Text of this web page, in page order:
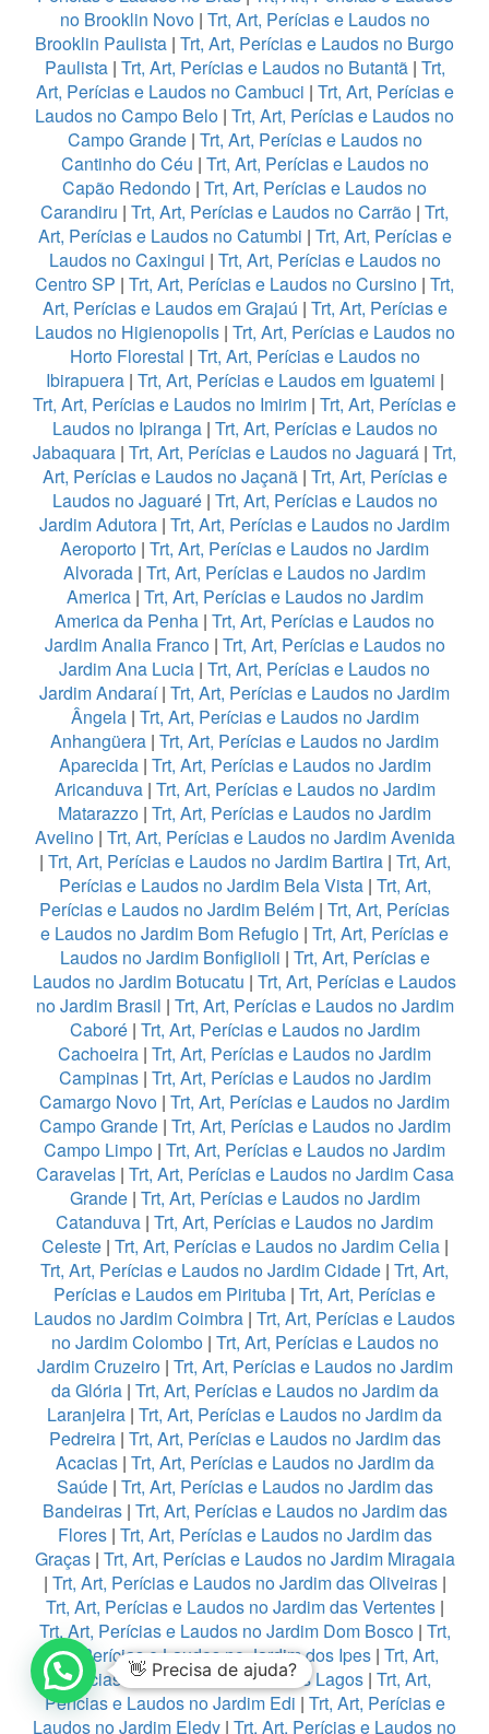
no Brooklin Novo| Trt, Art, Perícias e Laudos no
Brooklin Paulista | Trt, Art, Perícias e Laudos no Burgo
Paulista| Trt, Art, Perícias e Laudos no Butantã| Trt,
Art, Perícias e Laudos no Cambuci | Trt, Art, Perícias e
Laudos no Campo Belo | Trt, Art, Perícias e Laudos no
Campo Grande| Trt, Art, Perícias e Laudos no
Cantinho do Céu | Trt, Art, Perícias e Laudos no
Capão Redondo | Trt, Art, Perícias e Laudos no
Carandiru | Trt, Art, Perícias e Laudos no Carrão | Trt,
Art, Perícias e Laudos no Catumbi | Trt, Art, Perícias e
Laudos no Caxingui | Trt, Art, Perícias e Laudos no
Centro SP | Trt, Art, Perícias e Laudos no Cursino | Trt,
Art, Perícias e Laudos em Grajaú | Trt, Art, Perícias e
Laudos no Higienopolis| Trt, Art, Perícias e Laudos no
Horto Florestal | Trt, Art, Perícias e Laudos no
Ibirapuera| Trt, Art, Perícias e Laudos em Iguatemi |
Trt, Art, Perícias e Laudos no Imirim | Trt, Art, Perícias e
Laudos no Ipiranga| Trt, Art, Perícias e Laudos no
Jabaquara | Trt, Art, Perícias e Laudos no Jaguará | Trt,
Art, Perícias e Laudos no Jaçanã| Trt, Art, Perícias e
Laudos no Jaguaré| Trt, Art, Perícias e Laudos no
Jardim Adutora | Trt, Art, Perícias e Laudos no Jardim
Aeroporto | Trt, Art, Perícias e Laudos no Jardim
Alvorada | Trt, Art, Perícias e Laudos no Jardim
America| Trt, Art, Perícias e Laudos no Jardim
America da Penha | Trt, Art, Perícias e Laudos no
Jardim Analia Franco| Trt, Art, Perícias e Laudos no
Jardim Ana Lucia | Trt, Art, Perícias e Laudos no
Jardim Andaraí| Trt, Art, Perícias e Laudos no Jardim
Ângela| Trt, Art, Perícias e Laudos no Jardim
Anhangüera | Trt, Art, Perícias e Laudos no Jardim
Aparecida| Trt, Art, Perícias e Laudos no Jardim
Aricanduva| Trt, Art, Perícias e Laudos no Jardim
Matarazzo | Trt, Art, Perícias e Laudos no Jardim
Avelino| Trt, Art, Perícias e Laudos no Jardim Avenida
| Trt, Art, Perícias e Laudos no Jardim Bartira| Trt, Art,
Perícias e Laudos no Jardim Bela Vista| Trt, Art,
Perícias e Laudos no Jardim Belém | Trt, Art, Perícias
e Laudos no Jardim Bom Refugio | Trt, Art, Perícias e
Laudos no Jardim Bonfiglioli | Trt, Art, Perícias e
Laudos no Jardim Botucatu | Trt, Art, Perícias e Laudos
no Jardim Brasil | Trt, Art, Perícias e Laudos no Jardim
Caboré| Trt, Art, Perícias e Laudos no Jardim
Cachoeira | Trt, Art, Perícias e Laudos no Jardim
Campinas| Trt, Art, Perícias e Laudos no Jardim
Camargo Novo | Trt, Art, Perícias e Laudos no Jardim
Campo Grande| Trt, Art, Perícias e Laudos no Jardim
Campo Limpo | Trt, Art, Perícias e Laudos no Jardim
Caravelas| Trt, Art, Perícias e Laudos no Jardim Casa
Grande| Trt, Art, Perícias e Laudos no Jardim
Catanduva | Trt, Art, Perícias e Laudos no Jardim
Celeste| Trt, Art, Perícias e Laudos no Jardim Celia|
Trt, Art, Perícias e Laudos no Jardim Cidade | Trt, Art,
Perícias e Laudos em Pirituba | Trt, Art, Perícias e
Laudos no Jardim Coimbra | Trt, Art, Perícias e Laudos
no Jardim Colombo| Trt, Art, Perícias e Laudos no
Jardim Cruzeiro| Trt, Art, Perícias e Laudos no Jardim
da Glória| Trt, Art, Perícias e Laudos no Jardim da
Laranjeira | Trt, Art, Perícias e Laudos no Jardim da
Pedreira| Trt, Art, Perícias e Laudos no Jardim das
Acacias| Trt, Art, Perícias e Laudos no Jardim da
Saúde| Trt, Art, Perícias e Laudos no Jardim das
Bandeiras| Trt, Art, Perícias e Laudos no Jardim das
Flores| Trt, Art, Perícias e Laudos no Jardim das
Graças| Trt, Art, Perícias e Laudos no Jardim Miragaia
| Trt, Art, Perícias e Laudos no Jardim das Oliveiras|
Trt, Art, Perícias e Laudos no Jardim das Vertentes|
Trt, Art, Perícias e Laudos no Jardim Dom Bosco| Trt,
Art, Perícias e Laudos no Jardim dos Ipes | Trt, Art,
Perícias e Laudos no Jardim dos Lagos | Trt, Art,
Perícias e Laudos no Jardim Edi | Trt, Art, Perícias e
Laudos no Jardim Eledy | Trt, Art, Perícias e Laudos no
👋 Precisa de ajuda?